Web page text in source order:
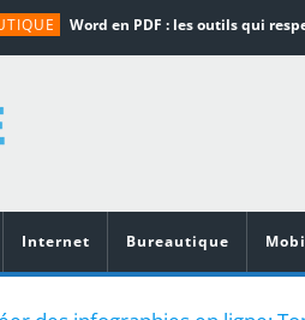
Internet Bureautique